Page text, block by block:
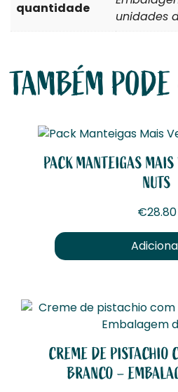
quantidade
unidades
TAMBÉM
PACK MANTEIGAS
NUTS
€28.80
CREME DE PISTACHIO
BRANCO –